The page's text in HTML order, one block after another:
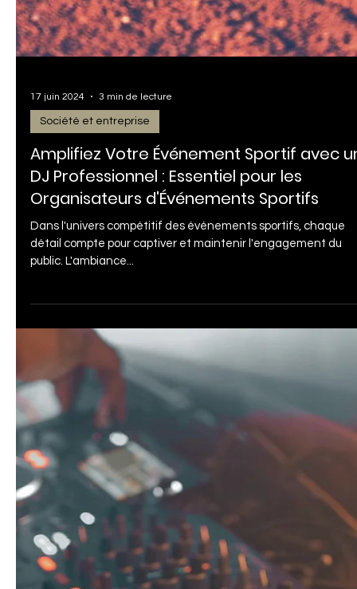
🎉 Introduction : Organiser un mariage à Paris est un rêve
de nombreux couples. Parmi les préparatifs essentiels, choisir
DJ...